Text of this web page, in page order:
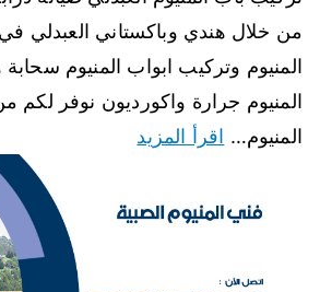
من خلال هندي وباكستاني العبدلي
المنيوم وتركيب ابواب المنيوم
المنيوم جرارة واكورديون نوفر لكم
المنيوم… اقرأ المزيد